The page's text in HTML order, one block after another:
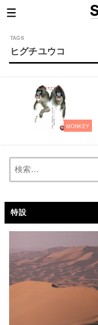
ヒグチユウコ
MONKEY
特設